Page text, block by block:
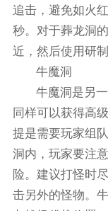
追击，避免如火
秒。对于葬龙洞
近，然后使用研
牛魔洞
牛魔洞是另
同样可以获得高
提是需要玩家组
洞内，玩家要注
险。建议打怪时
击另外的怪物。